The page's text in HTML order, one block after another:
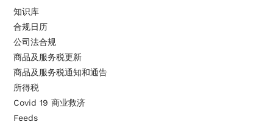
知识库
合规日历
公司法合规
商品及服务税更新
商品及服务税通知和通告
所得税
Covid 19 商业救济
Feeds